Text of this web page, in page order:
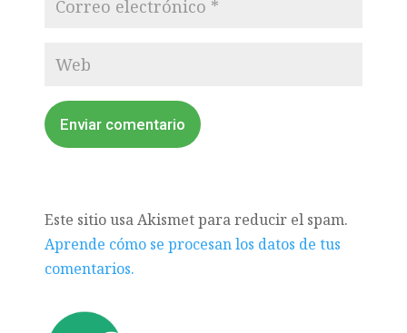
Enviar comentario
Este sitio usa Akismet para reducir el spam.
Aprende cómo se procesan los datos de tus
comentarios.